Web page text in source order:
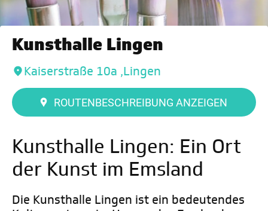
Kunsthalle Lingen
Kaiserstraße 10a ,Lingen
ROUTENBESCHREIBUNG ANZEIGEN
Kunsthalle Lingen: Ein Ort
der Kunst im Emsland
Die Kunsthalle Lingen ist ein bedeutendes